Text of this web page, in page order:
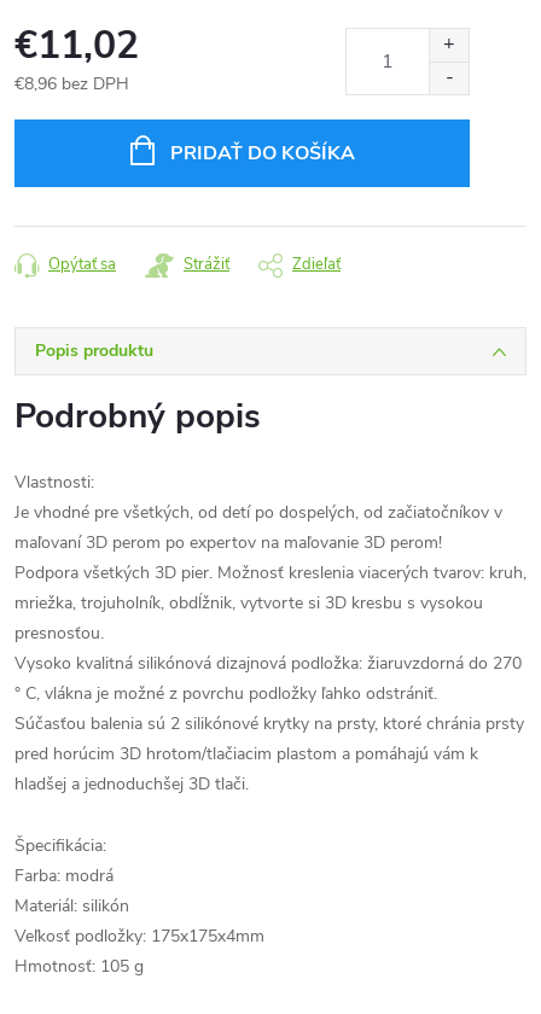
€11,02
€8,96 bez DPH
PRIDAŤ DO KOŠÍKA
Opýtať sa Strážiť Zdieľať
Popis produktu
Podrobný popis
Vlastnosti:
Je vhodné pre všetkých, od detí po dospelých, od začiatočníkov v
maľovaní 3D perom po expertov na maľovanie 3D perom!
Podpora všetkých 3D pier. Možnosť kreslenia viacerých tvarov: kruh,
mriežka, trojuholník, obdĺžnik, vytvorte si 3D kresbu s vysokou
presnosťou.
Vysoko kvalitná silikónová dizajnová podložka: žiaruvzdorná do 270
° C, vlákna je možné z povrchu podložky ľahko odstrániť.
Súčasťou balenia sú 2 silikónové krytky na prsty, ktoré chránia prsty
pred horúcim 3D hrotom/tlačiacim plastom a pomáhajú vám k
hladšej a jednoduchšej 3D tlači.
Špecifikácia:
Farba: modrá
Materiál: silikón
Veľkosť podložky: 175x175x4mm
Hmotnosť: 105 g